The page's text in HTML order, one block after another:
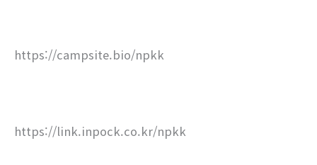
https://campsite.bio/npkk
https://link.inpock.co.kr/npkk